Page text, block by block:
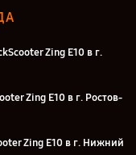
Zing E10 в г.
Zing E10 в г. Ростов-
Zing E10 в г. Нижний